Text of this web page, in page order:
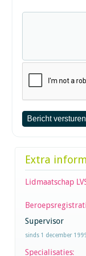
Extra
Lidmaatschap
Supervisor
sinds 1 december
Specialisaties: